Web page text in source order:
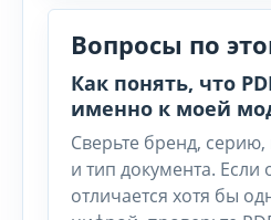
Вопросы по
Как понять, что
именно к моей
Сверьте бренд,
и тип документа. Если
отличается хотя бы